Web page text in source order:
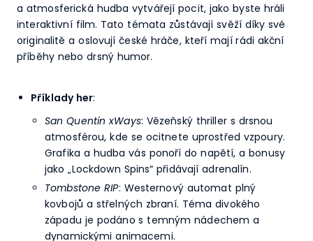
a atmosferická hudba vytvářejí pocit, jako byste hráli
interaktivní film. Tato témata zůstávají svěží díky své
originalitě a oslovují české hráče, kteří mají rádi akční
příběhy nebo drsný humor.
Příklady her:
San Quentin xWays: Vězeňský thriller s drsnou
atmosférou, kde se ocitnete uprostřed vzpoury.
Grafika a hudba vás ponoří do napětí, a bonusy
jako „Lockdown Spins“ přidávají adrenalín.
Tombstone RIP: Westernový automat plný
kovbojů a střelných zbraní. Téma divokého
západu je podáno s temným nádechem a
dynamickými animacemi.